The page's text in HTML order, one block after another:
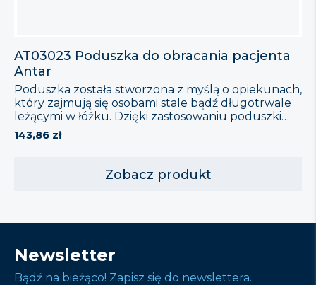
AT03023 Poduszka do obracania pacjenta
Antar
143,86 zł
Poduszka została stworzona z myślą o opiekunach,
który zajmują się osobami stale bądź długotrwale
leżącymi w łóżku. Dzięki zastosowaniu poduszki
obracanie pacjenta nie będzie wymagało dużej siły,
a dla osoby leżącej czynność ta będzie
produktu: Wymiary: 49cm x 41,5cm x 10,6cm
Zobacz produkt
Newsletter
Bądź na bieżąco! Zapisz się do newslettera.